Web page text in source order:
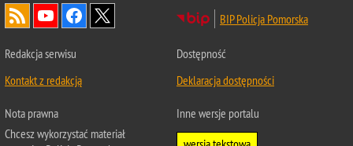
BIP Policja Pomorska
Redakcja serwisu
Kontakt z redakcją
Dostępność
Deklaracja dostępności
Nota prawna
Chcesz wykorzystać materiał
Inne wersje portalu